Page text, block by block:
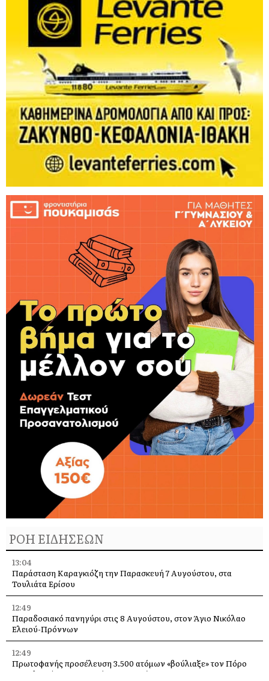
ΡΟΗ ΕΙΔΗΣΕΩΝ
13:04
Παράσταση Καραγκιόζη την Παρασκευή 7 Αυγούστου, στα
Τουλιάτα Ερίσου
12:49
Παραδοσιακό πανηγύρι στις 8 Αυγούστου, στον Άγιο Νικόλαο
Ελειού-Πρόννων
12:49
Πρωτοφανής προσέλευση 3.500 ατόμων «βούλιαξε» τον Πόρο
Κεφαλονιάς στο πανηγύρι του Σωτήρος!